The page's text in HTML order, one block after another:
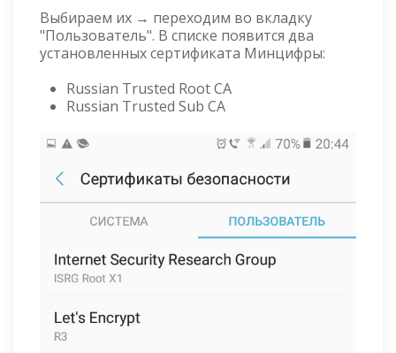
Выбираем их → переходим во вкладку
"Пользователь". В списке появится два
установленных сертификата Минцифры:
Russian Trusted Root CA
Russian Trusted Sub CA